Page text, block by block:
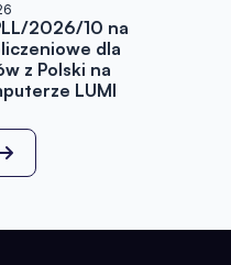
2026/10 na
dla
z Polski na
LUMI